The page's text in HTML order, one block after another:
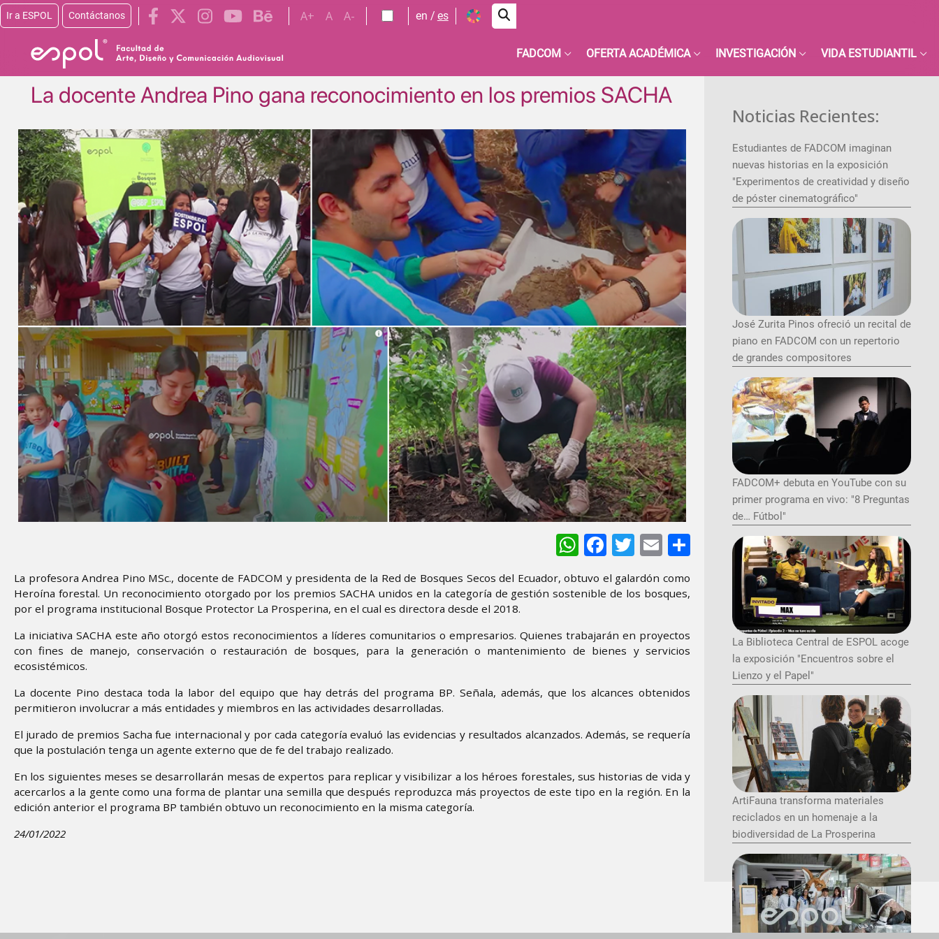
Pasar al contenido principal
Ir a ESPOL Contáctanos A+ A A- en es
FADCOM OFERTA ACADÉMICA INVESTIGACIÓN VIDA ESTUDIANTIL
La docente Andrea Pino gana reconocimiento en los premios SACHA
Image
WhatsApp
Facebook
Twitter
EmailShare
La profesora Andrea Pino MSc., docente de FADCOM y presidenta de la Red de Bosques Secos del Ecuador, obtuvo el galardón como
Heroína forestal. Un reconocimiento otorgado por los premios SACHA unidos en la categoría de gestión sostenible de los bosques,
por el programa institucional Bosque Protector La Prosperina, en el cual es directora desde el 2018.
La iniciativa SACHA este año otorgó estos reconocimientos a líderes comunitarios o empresarios. Quienes trabajarán en proyectos
con fines de manejo, conservación o restauración de bosques, para la generación o mantenimiento de bienes y servicios
ecosistémicos.
La docente Pino destaca toda la labor del equipo que hay detrás del programa BP. Señala, además, que los alcances obtenidos
permitieron involucrar a más entidades y miembros en las actividades desarrolladas.
El jurado de premios Sacha fue internacional y por cada categoría evaluó las evidencias y resultados alcanzados. Además, se requería
que la postulación tenga un agente externo que de fe del trabajo realizado.
En los siguientes meses se desarrollarán mesas de expertos para replicar y visibilizar a los héroes forestales, sus historias de vida y
acercarlos a la gente como una forma de plantar una semilla que después reproduzca más proyectos de este tipo en la región. En la
edición anterior el programa BP también obtuvo un reconocimiento en la misma categoría.
24/01/2022
Noticias Recientes:
Estudiantes de FADCOM imaginan
nuevas historias en la exposición
"Experimentos de creatividad y diseño
de póster cinematográfico"
José Zurita Pinos ofreció un recital de
piano en FADCOM con un repertorio
de grandes compositores
FADCOM+ debuta en YouTube con su
primer programa en vivo: "8 Preguntas
de… Fútbol"
La Biblioteca Central de ESPOL acoge
la exposición "Encuentros sobre el
Lienzo y el Papel"
ArtiFauna transforma materiales
reciclados en un homenaje a la
biodiversidad de La Prosperina